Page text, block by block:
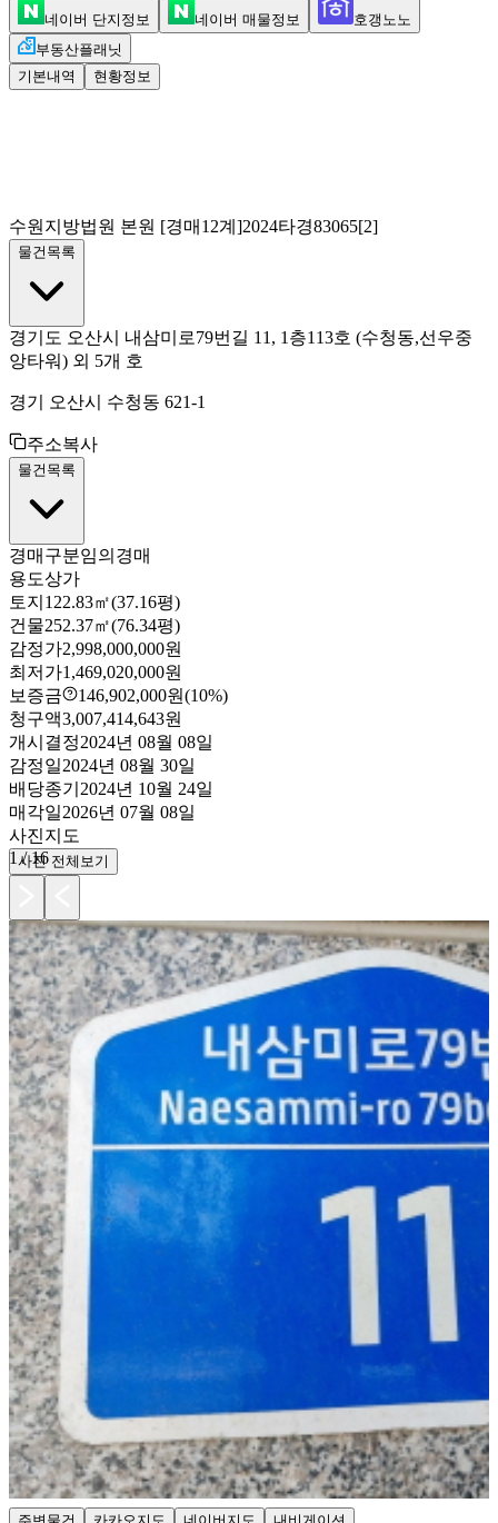
네이버 단지정보 네이버 매물정보
호갱노노
부동산플래닛
기본내역
현황정보
수원지방법원 본원 [경매12계]2024타경83065[2]
물건목록
경기도 오산시 내삼미로79번길 11, 1층113호 (수청동,선우중
앙타워) 외 5개 호
경기 오산시 수청동 621-1
주소복사
물건목록
경매구분임의경매
용도상가
토지 122.83㎡(37.16평)
건물252.37㎡(76.34평)
감정가2,998,000,000원
최저가1,469,020,000원
보증금
146,902,000원(10%)
청구액3,007,414,643원
개시결정2024년 08월 08일
감정일2024년 08월 30일
배당종기 2024년 10월 24일
매각일2026년 07월 08일
사진지도
1 /16
사진 전체보기